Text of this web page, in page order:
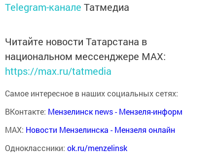
Telegram-канале Татмедиа
Читайте новости Татарстана в
национальном мессенджере MАХ:
https://max.ru/tatmedia
Самое интересное в наших социальных сетях:
ВКонтакте: Мензелинск news - Мензеля-информ
MAX: Новости Мензелинска - Мензеля онлайн
Одноклассники: ok.ru/menzelinsk